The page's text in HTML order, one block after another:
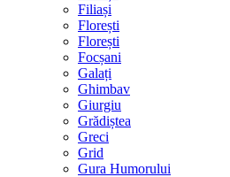
Filiași
Florești
Florești
Focșani
Galați
Ghimbav
Giurgiu
Grădiștea
Greci
Grid
Gura Humorului